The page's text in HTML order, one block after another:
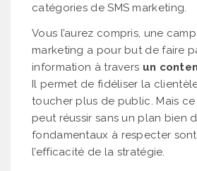
catégories de SMS marketing.
Vous l’aurez compris, une
marketing a pour but de faire
information à travers un
Il permet de fidéliser la
toucher plus de public. Mais
peut réussir sans un plan bien
fondamentaux à respecter
l’efficacité de la stratégie.